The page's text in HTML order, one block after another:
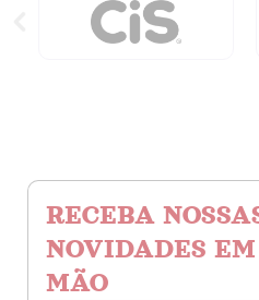
RECEBA
NOVIDADES
MÃO